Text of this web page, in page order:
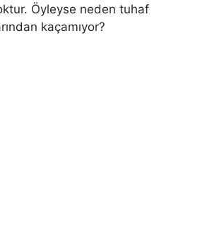
Öyleyse neden tuhaf
kaçamıyor?